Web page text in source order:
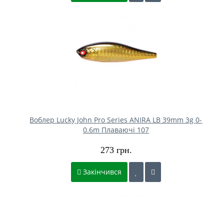
Воблер Lucky John Pro Series ANIRA LB 39mm 3g 0-
0.6m Плаваючі 107
273 грн.
Закінчився